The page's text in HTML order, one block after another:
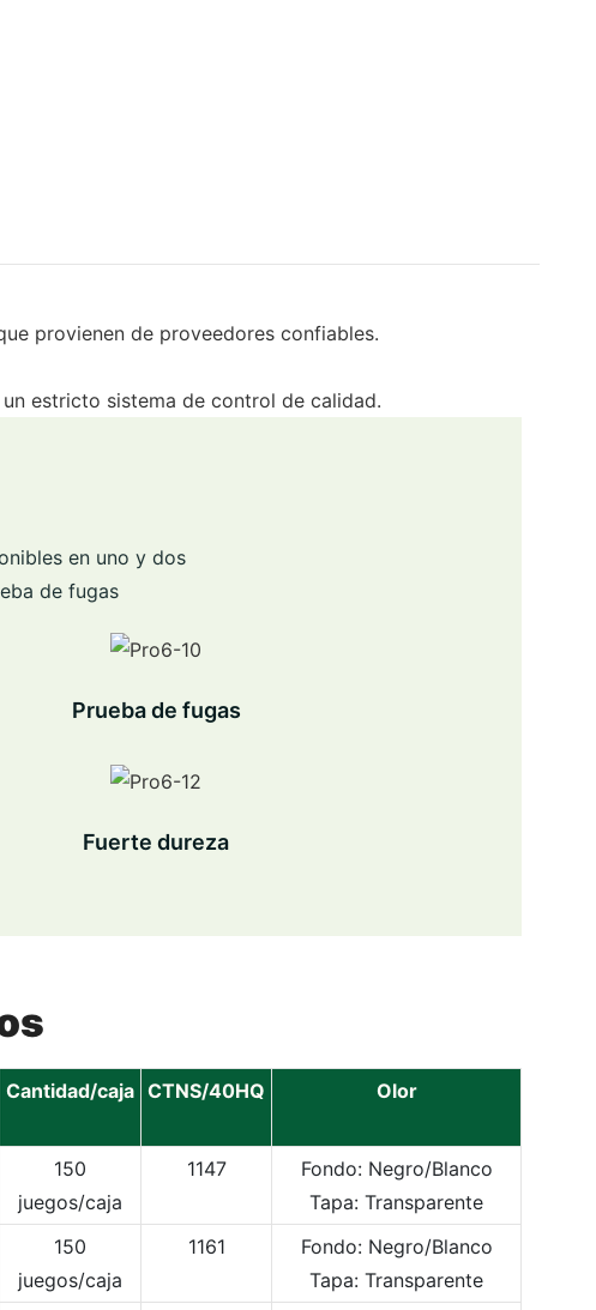
provienen de proveedores confiables.
estricto sistema de control de calidad.
en uno y dos
de fugas
Prueba de fugas
Fuerte dureza
Cantidad/caja CTNS/40HQ Olor
150
juegos/caja
1147
Fondo: Negro/Blanco
Tapa: Transparente
150
juegos/caja
1161
Fondo: Negro/Blanco
Tapa: Transparente